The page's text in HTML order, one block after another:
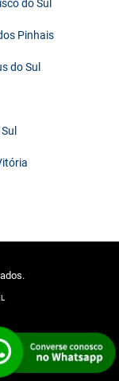
do Sul
Pinhais
do Sul